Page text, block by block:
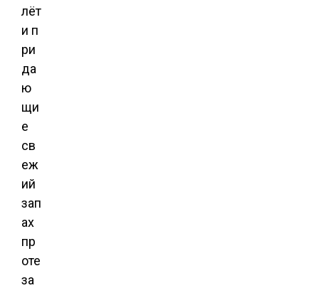
лёт
и п
ри
да
ю
щи
е
св
еж
ий
зап
ах
пр
оте
за